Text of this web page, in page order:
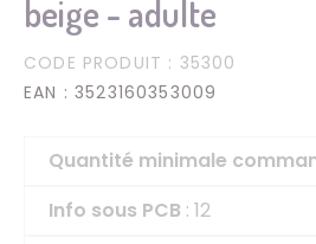
beige - adulte
CODE PRODUIT : 35300
EAN : 3523160353009
Quantité minimale
Info sous PCB : 12